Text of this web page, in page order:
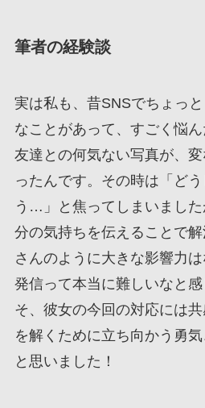
筆者の経験談
実は私も、昔SNSでちょっ
なことがあって、すごく悩ん
友達との何気ない写真が、
ったんです。その時は「ど
う…」と焦ってしまいまし
分の気持ちを伝えることで
さんのように大きな影響力
発信って本当に難しいなと
そ、彼女の今回の対応には
を解くために立ち向かう勇
と思いました！